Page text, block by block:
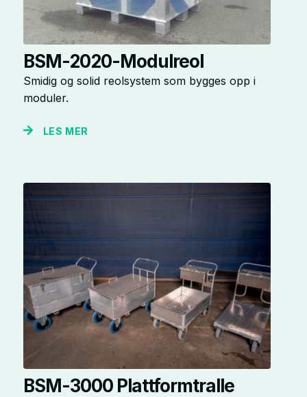
BSM-2020-Modulreol
Smidig og solid reolsystem som bygges opp i
moduler.
LES MER
BSM-3000 Plattformtralle